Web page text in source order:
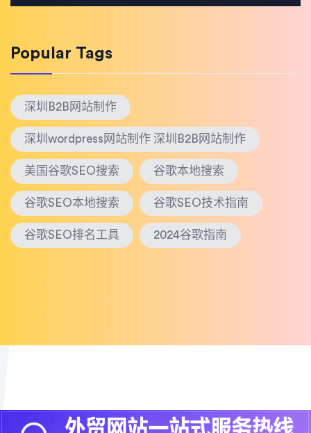
Popular Tags
深圳B2B网站制作
深圳wordpress网站制作 深圳B2B网站制作
美国谷歌SEO搜索 谷歌本地搜索
谷歌SEO本地搜索 谷歌SEO技术指南
谷歌SEO排名工具 2024谷歌指南